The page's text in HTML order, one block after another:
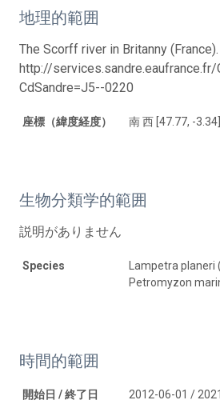
地理的範囲
The Scorff river in Britanny (France).
http://
CdSandre=J5--0220
座標（緯度経度） 南 西 [47.77, -
生物分類学的範囲
説明がありません
Species
Lampetra
Petromyzon
時間的範囲
開始日 / 終了日 2012-06-01 /